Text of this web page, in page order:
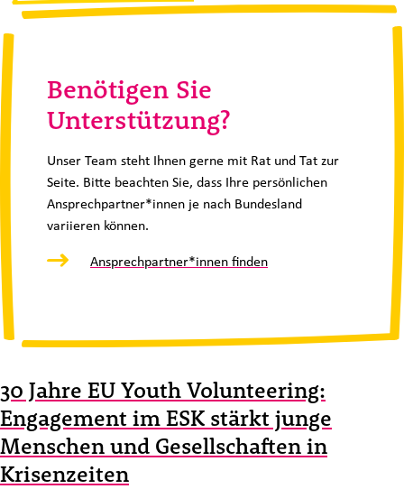
Benötigen Sie
Unterstützung?
Unser Team steht Ihnen gerne mit Rat und Tat zur
Seite. Bitte beachten Sie, dass Ihre persönlichen
Ansprechpartner*innen je nach Bundesland
variieren können.
Ansprechpartner*innen finden
30 Jahre EU Youth Volunteering:
Engagement im ESK stärkt junge
Menschen und Gesellschaften in
Krisenzeiten